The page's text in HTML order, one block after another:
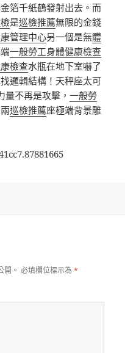
箔千紙鶴發射出去。而
是巡檢推薦無限的金錢
管理中心另一個是無體
一般勞工身體健康檢查
檢查水瓶在地下室嚇了
邏輯結構！天秤座太可
量不再是攻擊，一般勞
巡檢推薦座極端背景雕
開。 必填欄位標示為*